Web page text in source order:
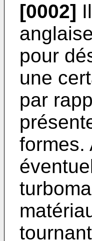
[0002]
pour
une
par
formes.